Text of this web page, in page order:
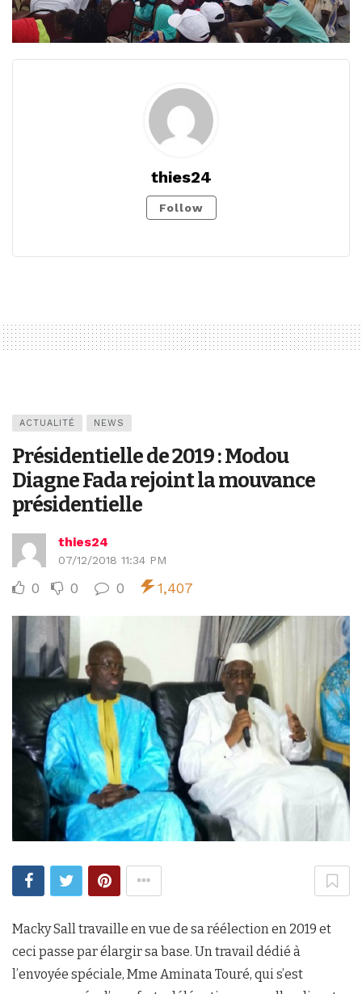
thies24
Follow
ACTUALITÉ NEWS
Présidentielle de 2019 : Modou
Diagne Fada rejoint la mouvance
présidentielle
thies24
07/12/2018 11:34 PM
0 0 0 1,407
Macky Sall travaille en vue de sa réélection en 2019 et
ceci passe par élargir sa base. Un travail dédié à
l’envoyée spéciale, Mme Aminata Touré, qui s’est